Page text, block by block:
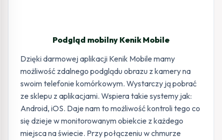
Podgląd mobilny Kenik Mobile
Dzięki darmowej aplikacji Kenik Mobile mamy
możliwość zdalnego podglądu obrazu z kamery na
swoim telefonie komórkowym. Wystarczy ją pobrać
ze sklepu z aplikacjami. Wspiera takie systemy jak:
Android, iOS. Daje nam to możliwość kontroli tego co
się dzieje w monitorowanym obiekcie z każdego
miejsca na świecie. Przy połączeniu w chmurze